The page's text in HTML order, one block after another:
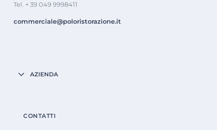
Tel. + 39 049 9998411
commerciale@poloristorazione.it
AZIENDA
CONTATTI